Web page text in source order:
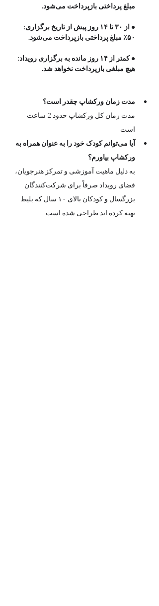
مبلغ پرداختی بازپرداخت می‌شود.
• از ۳۰ تا ۱۴ روز پیش از تاریخ برگزاری:
۵۰٪ مبلغ پرداختی بازپرداخت می‌شود.
• کمتر از ۱۴ روز مانده به برگزاری رویداد:
هیچ مبلغی بازپرداخت نخواهد شد.
مدت زمان ورکشاپ چقدر است؟
مدت زمان کل ورکشاپ حدود 2 ساعت
است
آیا می‌توانم کودک خود را به عنوان همراه به
ورکشاپ بیاورم؟
به دلیل ماهیت آموزشی و تمرکز هنرجویان،
فضای رویداد صرفاً برای شرکت‌کنندگان
بزرگسال و کودکان بالای ۱۰ سال که بلیط
تهیه کرده اند طراحی شده است.